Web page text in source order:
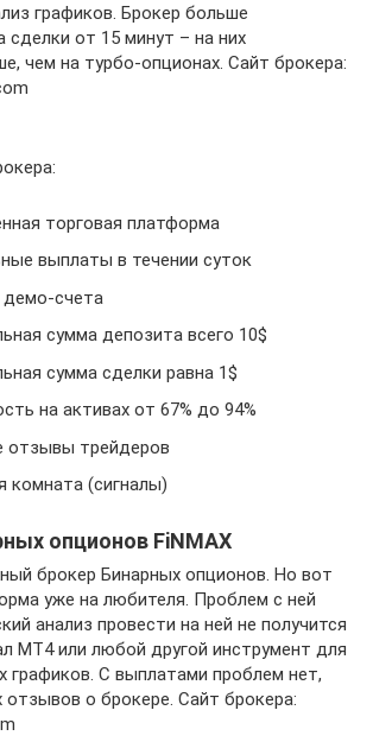
графиков. Брокер больше
сделки от 15 минут – на них
чем на турбо-опционах. Сайт брокера:
торговая платформа
выплаты в течении суток
демо-счета
сумма депозита всего 10$
сумма сделки равна 1$
на активах от 67% до 94%
отзывы трейдеров
комната (сигналы)
опционов FiNMAX
брокер Бинарных опционов. Но вот
уже на любителя. Проблем с ней
анализ провести на ней не получится
МТ4 или любой другой инструмент для
графиков. С выплатами проблем нет,
отзывов о брокере. Сайт брокера: